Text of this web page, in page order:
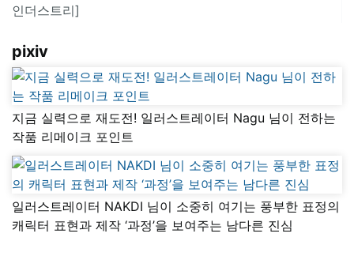
인더스트리]
pixiv
지금 실력으로 재도전! 일러스트레이터 Nagu 님이 전하는
작품 리메이크 포인트
일러스트레이터 NAKDI 님이 소중히 여기는 풍부한 표정의
캐릭터 표현과 제작 ‘과정’을 보여주는 남다른 진심